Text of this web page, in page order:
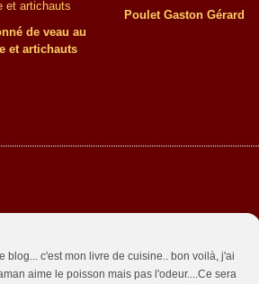
de veau au
et artichauts
Poulet Gaston Gérard
blog... c'est mon livre de cuisine.. bon voilà, j'ai
aime le poisson mais pas l'odeur....Ce sera